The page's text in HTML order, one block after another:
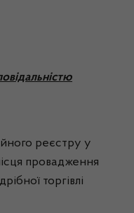
реєстру у
провадження
торгівлі